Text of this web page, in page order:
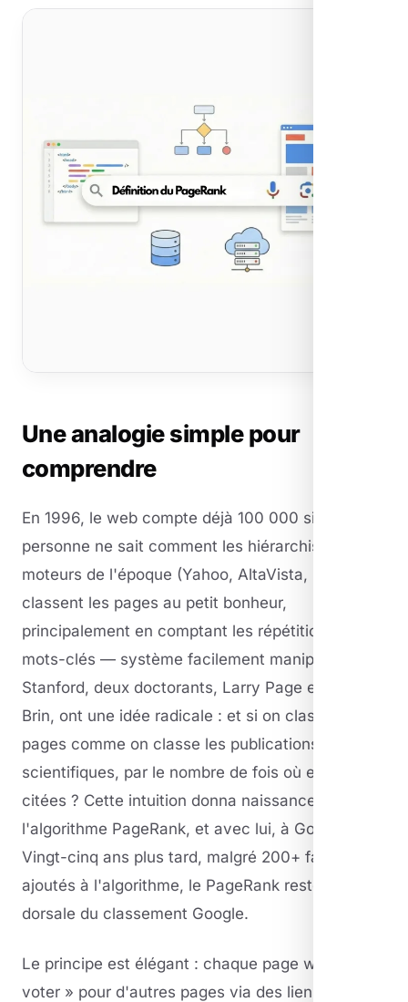
Une analogie simple pour
comprendre
En 1996, le web compte déjà 100 000 sites et
personne ne sait comment les hiérarchiser. Les
moteurs de l'époque (Yahoo, AltaVista, Lycos)
classent les pages au petit bonheur,
principalement en comptant les répétitions de
mots-clés — système facilement manipulable. À
Stanford, deux doctorants, Larry Page et Sergey
Brin, ont une idée radicale : et si on classait les
pages comme on classe les publications
scientifiques, par le nombre de fois où elles sont
citées ? Cette intuition donna naissance à
l'algorithme PageRank, et avec lui, à Google.
Vingt-cinq ans plus tard, malgré 200+ facteurs
ajoutés à l'algorithme, le PageRank reste l'épine
dorsale du classement Google.
Le principe est élégant : chaque page web peut «
voter » pour d'autres pages via des liens. Mais